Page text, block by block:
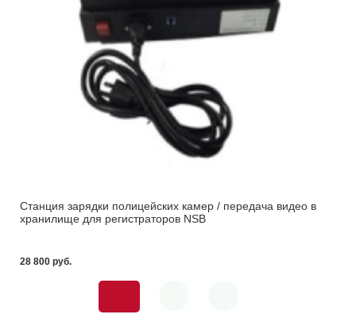
Станция зарядки полицейских камер / передача видео в
хранилище для регистраторов NSB
28 800 pуб.